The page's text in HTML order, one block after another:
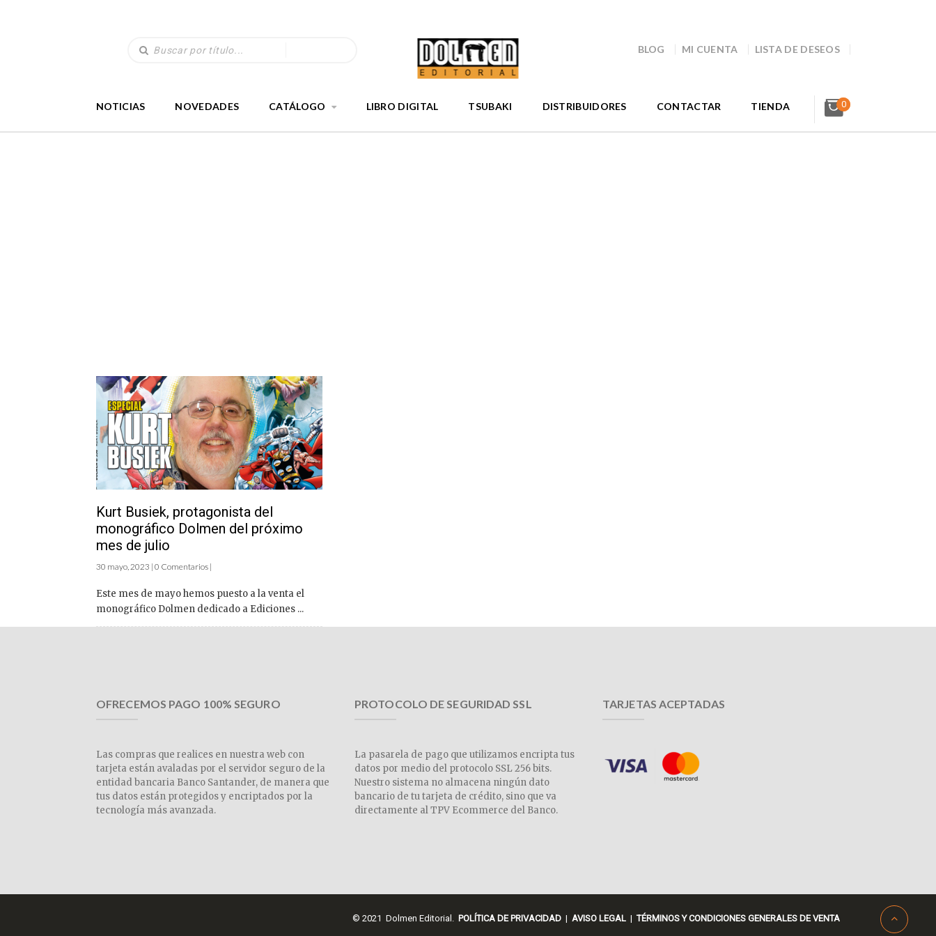
BLOG MI CUENTA LISTA DE DESEOS
NOTICIAS NOVEDADES CATÁLOGO LIBRO DIGITAL TSUBAKI DISTRIBUIDORES CONTACTAR TIENDA 0
Kurt Busiek, protagonista del
monográfico Dolmen del próximo
mes de julio
30 mayo, 2023 | 0 Comentarios |
Este mes de mayo hemos puesto a la venta el
monográfico Dolmen dedicado a Ediciones ...
OFRECEMOS PAGO 100% SEGURO
Las compras que realices en nuestra web con
tarjeta están avaladas por el servidor seguro de la
entidad bancaria Banco Santander, de manera que
tus datos están protegidos y encriptados por la
tecnología más avanzada.
PROTOCOLO DE SEGURIDAD SSL
La pasarela de pago que utilizamos encripta tus
datos por medio del protocolo SSL 256 bits.
Nuestro sistema no almacena ningún dato
bancario de tu tarjeta de crédito, sino que va
directamente al TPV Ecommerce del Banco.
TARJETAS ACEPTADAS
© 2021 Dolmen Editorial. POLÍTICA DE PRIVACIDAD | AVISO LEGAL |TÉRMINOS Y CONDICIONES GENERALES DE VENTA